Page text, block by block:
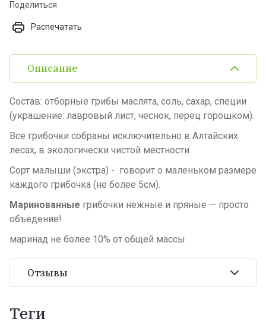
Поделиться
Распечатать
Описание
Состав: отборные грибы маслята, соль, сахар, специи
(украшение: лавровый лист, чеснок, перец горошком).
Все грибочки собраны исключительно в Алтайских
лесах, в экологически чистой местности.
Сорт малыши (экстра) - говорит о маленьком размере
каждого грибочка (не более 5см).
Маринованные грибочки нежные и пряные — просто
объедение!
маринад не более 10% от общей массы
Отзывы
теги